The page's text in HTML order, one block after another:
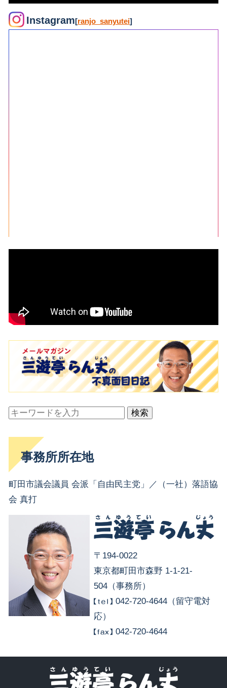
Instagram[ranjo_sanyutei]
検索
事務所所在地
町田市議会議員 会派「自由民主党」／（一社）落語協
会 真打
〒194-0022
東京都町田市森野 1-1-21-
504（事務所）
042-720-4644（留守電対
応）
042-720-4644